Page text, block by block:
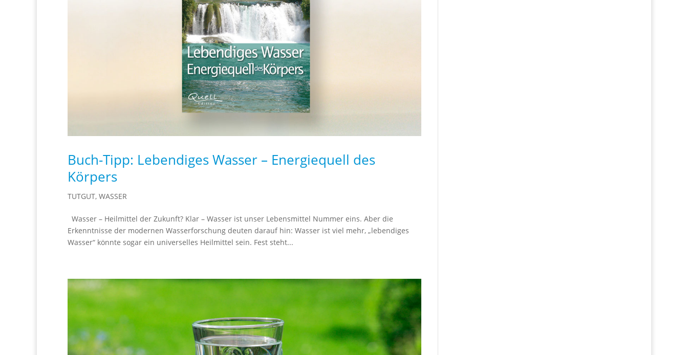
Buch-Tipp: Lebendiges Wasser – Energiequell des
Körpers
TUTGUT, WASSER
Wasser – Heilmittel der Zukunft? Klar – Wasser ist unser Lebensmittel Nummer eins. Aber die
Erkenntnisse der modernen Wasserforschung deuten darauf hin: Wasser ist viel mehr, „lebendiges
Wasser“ könnte sogar ein universelles Heilmittel sein. Fest steht...